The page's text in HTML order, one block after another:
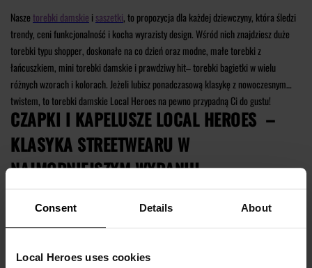
Consent Details About
Local Heroes uses cookies
Naszetorebki damskie i saszetki, to propozycja dla każdej dziewczyny, która śledzi
trendy, ceni funkcjonalność i kocha wyrazisty design. Wśród nich znajdziesz duże
torebki typu shopper, doskonałe na co dzień oraz modne, małe torebki z
łańcuszkiem, mini torebki damskie i prawdziwy hit– torebki bagietki w wielu
różnych wzorach i kolorach. Jeżeli lubisz ponadczasową klasykę z nowoczesnym
twistem, to torebki damskie Local Heroes na pewno przypadną Ci do gustu!
CZAPKI I KAPELUSZE LOCAL HEROES –
KLASYKA STREETWEARU W
NAJMODNIEJSZYM WYDANIU
Fani mody streetwear, koszykówki i mody hiphopowej wiedzą, że nie ma kompletnej
stylówki beznakrycia głowy
nazywają, czyli w języku mody - bucket hat! Idealne zarówno dla niej i dla niego i